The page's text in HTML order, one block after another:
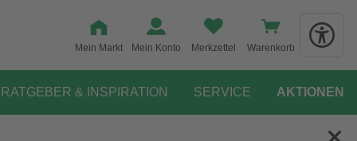
Mein Markt Mein Konto Merkzettel Warenkorb
RATGEBER & INSPIRATION SERVICE AKTIONEN